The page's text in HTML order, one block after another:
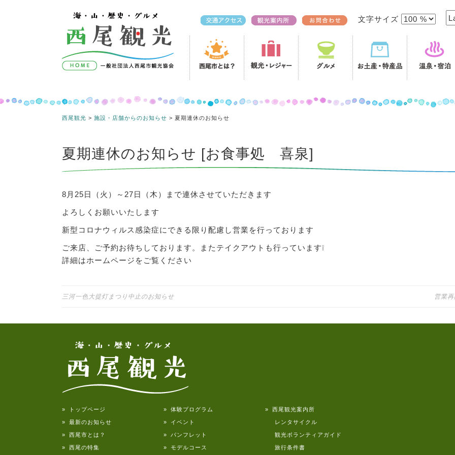
コンテンツへスキップ 文字サイズ
西尾観光 > 施設・店舗からのお知らせ > 夏期連休のお知らせ
夏期連休のお知らせ [お食事処 喜泉]
8月25日（火）～27日（木）まで連休させていただきます
よろしくお願いいたします
新型コロナウィルス感染症にできる限り配慮し営業を行っております
ご来店、ご予約お待ちしております。またテイクアウトも行っています❕
詳細はホームページをご覧ください
投稿ナビゲーション
三河一色大提灯まつり中止のお知らせ 営業
» トップページ
» 最新のお知らせ
» 西尾市とは？
» 西尾の特集
» 体験プログラム
» イベント
» パンフレット
» モデルコース
» 西尾観光案内所
レンタサイクル
観光ボランティアガイド
旅行条件書